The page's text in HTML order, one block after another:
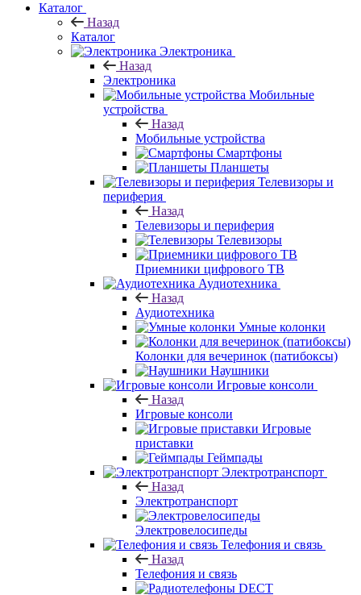
Каталог
Назад
Каталог
Электроника
Назад
Электроника
Мобильные
устройства
Назад
Мобильные устройства
Смартфоны
Планшеты
Телевизоры и
периферия
Назад
Телевизоры и периферия
Телевизоры
Приемники цифрового ТВ
Аудиотехника
Назад
Аудиотехника
Умные колонки
Колонки для вечеринок (патибоксы)
Наушники
Игровые консоли
Назад
Игровые консоли
Игровые
приставки
Геймпады
Электротранспорт
Назад
Электротранспорт
Электровелосипеды
Телефония и связь
Назад
Телефония и связь